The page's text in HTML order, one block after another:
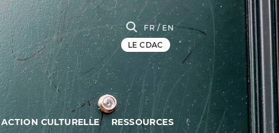
FR / EN
LE CDAC
ACTION CULTURELLE RESSOURCES